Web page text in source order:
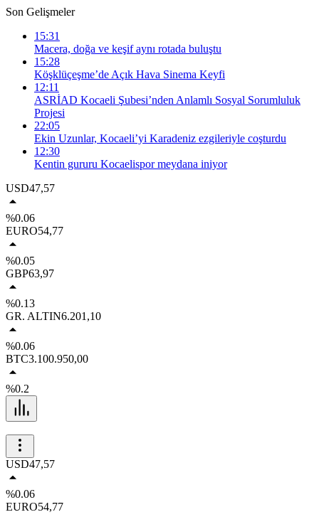
Son Gelişmeler
15:31
Macera, doğa ve keşif aynı rotada buluştu
15:28
Köşklüçeşme’de Açık Hava Sinema Keyfi
12:11
ASRİAD Kocaeli Şubesi’nden Anlamlı Sosyal Sorumluluk
Projesi
22:05
Ekin Uzunlar, Kocaeli’yi Karadeniz ezgileriyle coşturdu
12:30
Kentin gururu Kocaelispor meydana iniyor
USD47,57
%0.06
EURO54,77
%0.05
GBP63,97
%0.13
GR. ALTIN6.201,10
%0.06
BTC3.100.950,00
%0.2
USD47,57
%0.06
EURO54,77